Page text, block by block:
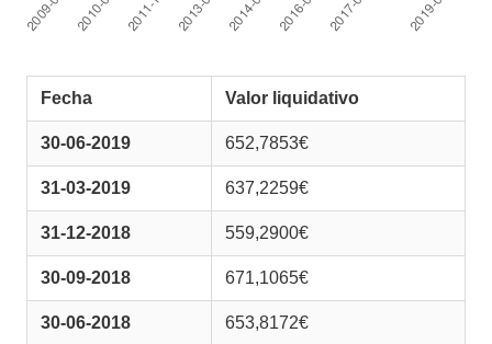
Fecha Valor liquidativo
30-06-2019 652,7853€
31-03-2019 637,2259€
31-12-2018 559,2900€
30-09-2018 671,1065€
30-06-2018 653,8172€